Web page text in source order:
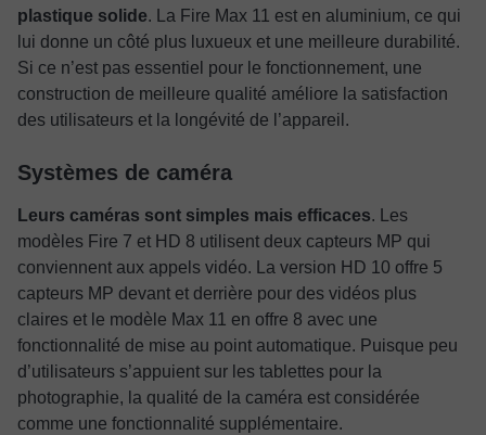
plastique solide. La Fire Max 11 est en aluminium, ce qui
lui donne un côté plus luxueux et une meilleure durabilité.
Si ce n’est pas essentiel pour le fonctionnement, une
construction de meilleure qualité améliore la satisfaction
des utilisateurs et la longévité de l’appareil.
Systèmes de caméra
Leurs caméras sont simples mais efficaces. Les
modèles Fire 7 et HD 8 utilisent deux capteurs MP qui
conviennent aux appels vidéo. La version HD 10 offre 5
capteurs MP devant et derrière pour des vidéos plus
claires et le modèle Max 11 en offre 8 avec une
fonctionnalité de mise au point automatique. Puisque peu
d’utilisateurs s’appuient sur les tablettes pour la
photographie, la qualité de la caméra est considérée
comme une fonctionnalité supplémentaire.